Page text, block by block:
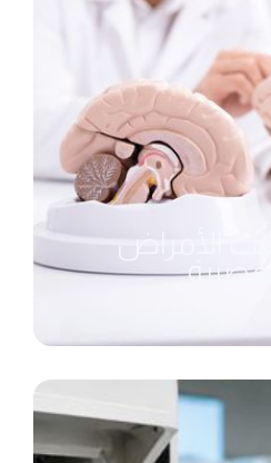
طب الأمراض
العصبية